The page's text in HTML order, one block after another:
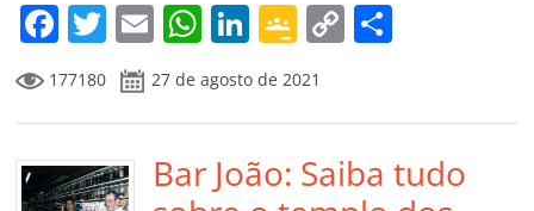
m
F
a
c
e
b
T
w
itt
er
E
m
ai
l
W
at
s
A
Li
n
k
e
dI
G
o
o
gl
e
C
y
Li
p
ar
177180 27 de agosto de 2021
Bar João: Saiba tudo